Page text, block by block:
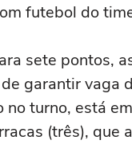
futebol do
sete pontos,
garantir vaga
no turno, está
(três),